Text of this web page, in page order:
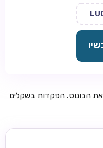
הבונוס. הפקדות בשקלים